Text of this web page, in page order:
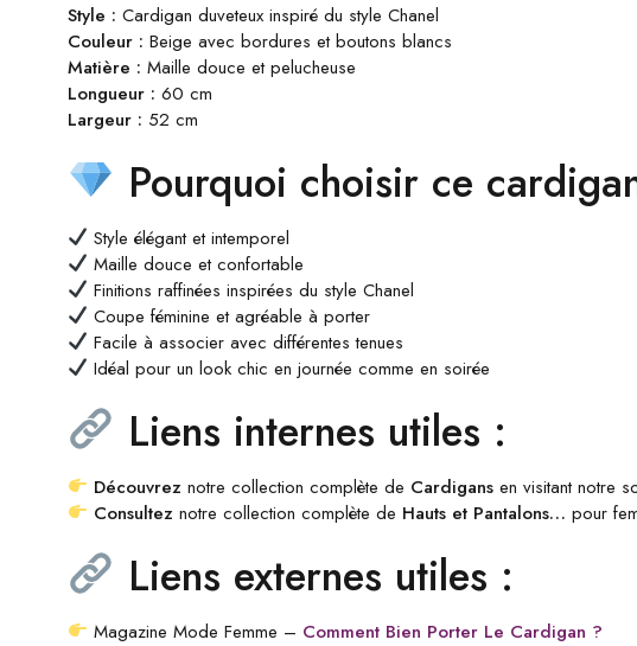
Style : Cardigan duveteux inspiré du style Chanel
Couleur : Beige avec bordures et boutons blancs
Matière : Maille douce et pelucheuse
Longueur : 60 cm
Largeur : 52 cm
Pourquoi choisir ce
Style élégant et intemporel
Maille douce et confortable
Finitions raffinées inspirées du style Chanel
Coupe féminine et agréable à porter
Facile à associer avec différentes tenues
Idéal pour un look chic en journée comme en soirée
Liens internes utiles :
Découvrez notre collection complète de Cardigans en visitant notre
Consultez notre collection complète de Hauts et Pantalons… pour
Liens externes utiles :
Magazine Mode Femme – Comment Bien Porter Le Cardigan ?